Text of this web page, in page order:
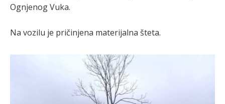
Ognjenog Vuka.
Na vozilu je pričinjena materijalna šteta.